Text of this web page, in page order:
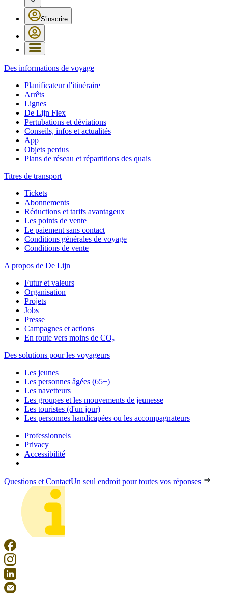
S'inscrire
Des informations de voyage
Planificateur d'itinéraire
Arrêts
Lignes
De Lijn Flex
Pertubations et déviations
Conseils, infos et actualités
App
Objets perdus
Plans de réseau et répartitions des quais
Titres de transport
Tickets
Abonnements
Réductions et tarifs avantageux
Les points de vente
Le paiement sans contact
Conditions générales de voyage
Conditions de vente
A propos de De Lijn
Futur et valeurs
Organisation
Projets
Jobs
Presse
Campagnes et actions
En route vers moins de CO₂
Des solutions pour les voyageurs
Les jeunes
Les personnes âgées (65+)
Les navetteurs
Les groupes et les mouvements de jeunesse
Les touristes (d'un jour)
Les personnes handicapées ou les accompagnateurs
Professionnels
Privacy
Accessibilité
Questions et ContactUn seul endroit pour toutes vos réponses